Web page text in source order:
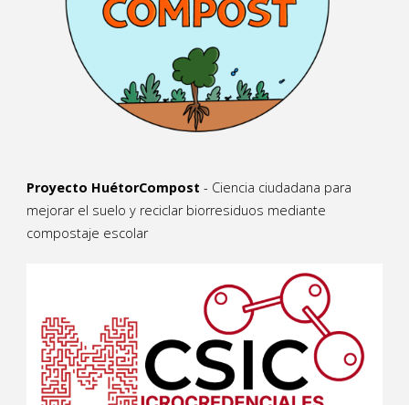
Proyecto HuétorCompost - Ciencia ciudadana para
mejorar el suelo y reciclar biorresiduos mediante
compostaje escolar